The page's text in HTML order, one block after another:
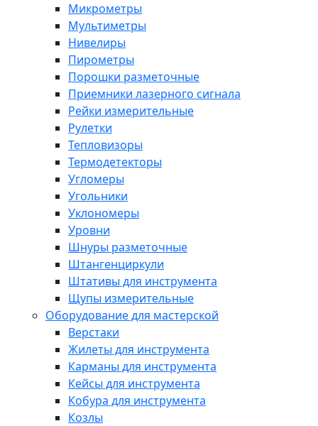
Микрометры
Мультиметры
Нивелиры
Пирометры
Порошки разметочные
Приемники лазерного сигнала
Рейки измерительные
Рулетки
Тепловизоры
Термодетекторы
Угломеры
Угольники
Уклономеры
Уровни
Шнуры разметочные
Штангенциркули
Штативы для инструмента
Щупы измерительные
Оборудование для мастерской
Верстаки
Жилеты для инструмента
Карманы для инструмента
Кейсы для инструмента
Кобура для инструмента
Козлы